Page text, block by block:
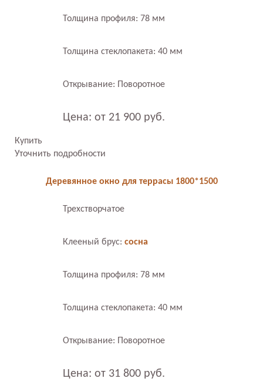
Толщина профиля: 78 мм
Толщина стеклопакета: 40 мм
Открывание: Поворотное
Цена: от 21 900 руб.
Купить
Уточнить подробности
Деревянное окно для террасы 1800*1500
Трехстворчатое
Клееный брус: сосна
Толщина профиля: 78 мм
Толщина стеклопакета: 40 мм
Открывание: Поворотное
Цена: от 31 800 руб.